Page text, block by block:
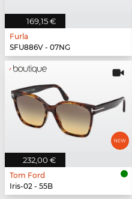
169,15 €
Furla
SFU886V - 07NG
232,00 €
Tom Ford
Iris-02 - 55B